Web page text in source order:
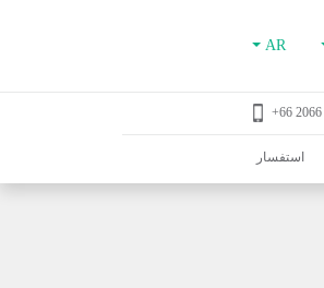
AR
استفسار